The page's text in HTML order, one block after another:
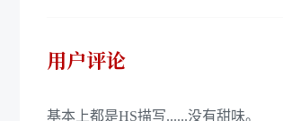
用户评论
基本上都是HS描写......没有甜味。